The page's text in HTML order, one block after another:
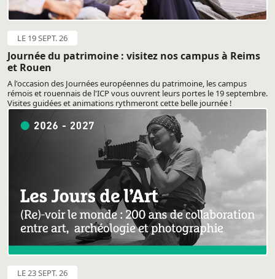
LE 19 SEPT. 26
Journée du patrimoine : visitez nos campus à Reims
et Rouen
A l'occasion des Journées européennes du patrimoine, les campus
rémois et rouennais de l'ICP vous ouvrent leurs portes le 19 septembre.
Visites guidées et animations rythmeront cette belle journée !
LE 23 SEPT. 26